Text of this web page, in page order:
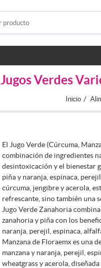
Jugos Verdes
Inicio /
El Jugo Verde (Cúrcuma,
combinación de ingredientes
desintoxicación y el bienestar
piña y naranja, espinaca,
cúrcuma, jengibre y acerola,
refrescante, sino también una
Jugo Verde Zanahoria
zanahoria y piña con los
naranja, perejil, espinaca,
Manzana de Floraemx es una
manzana y naranja, perejil,
wheatgrass y acerola,